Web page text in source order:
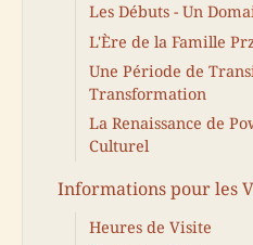
Les Débuts - Un
L'Ère de la Famille
Une Période de
Transformation
La Renaissance de
Culturel
Informations pour les
Heures de Visite